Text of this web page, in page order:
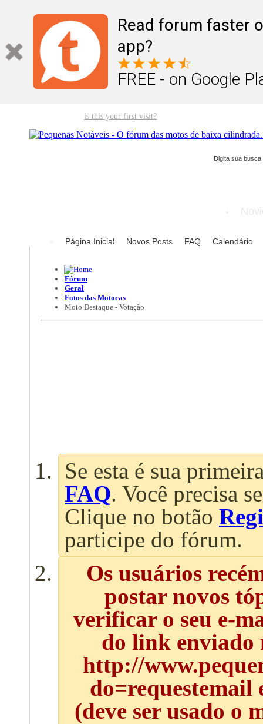
Read forum faster
app?
FREE - on Google
is this your first visit?
Página Inicial Novos Posts FAQ Calendário
Fórum
Geral
Fotos das Motocas
Moto Destaque - Votação
Se esta é sua
FAQ. Você precisa
Clique no botão
participe do fórum.
Os usuários
postar novos
verificar o seu e-
do link enviado
http://
do=requestemail
(deve ser usado o